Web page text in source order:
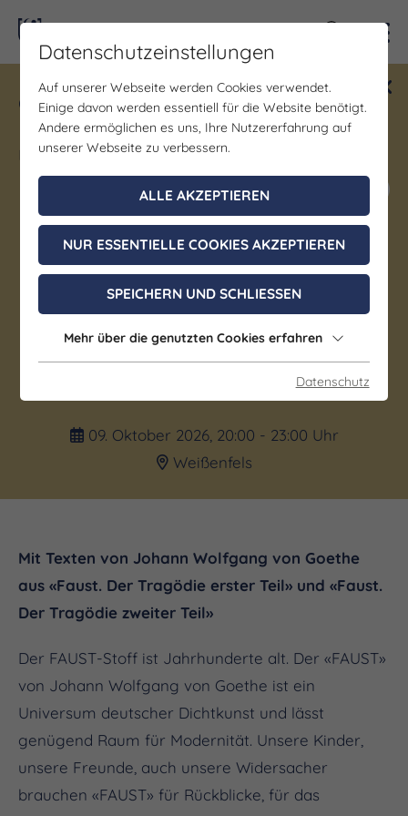
Gewinne ein Blind Date mit Saale-
Unstrut! Teilnahme vom 1.7. - 18.12.
möglich.
Jetzt mitmachen
Bildung/Vorträge/Diskussionen | Literatur | Kunst |
Kunst & Kultur
FAUST 'n' Roll
ROCKTHEATER NACH
09. Oktober 2026, 20:00 - 23:00 Uhr
Weißenfels
Mit Texten von Johann Wolfgang von Goethe
aus «Faust. Der Tragödie erster Teil» und «Faust.
Der Tragödie zweiter Teil»
Der FAUST-Stoff ist Jahrhunderte alt. Der «FAUST»
von Johann Wolfgang von Goethe ist ein
Universum deutscher Dichtkunst und lässt
genügend Raum für Modernität. Unsere Kinder,
unsere Freunde, auch unsere Widersacher
brauchen «FAUST» für Rückblicke, für das
Datenschutzeinstellungen
Auf unserer Webseite werden Cookies verwendet.
Einige davon werden essentiell für die Website benötigt.
Andere ermöglichen es uns, Ihre Nutzererfahrung auf
unserer Webseite zu verbessern.
ALLE AKZEPTIEREN
NUR ESSENTIELLE COOKIES AKZEPTIEREN
SPEICHERN UND SCHLIESSEN
Mehr über die genutzten Cookies erfahren
Datenschutz